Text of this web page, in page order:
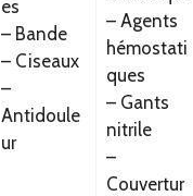
es
– Bande
– Ciseaux
–
Antidoule
ur
– Agents
hémostati
ques
– Gants
nitrile
–
Couvertur